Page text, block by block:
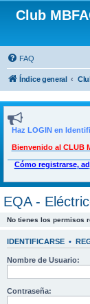
Club
FAQ
Índice general
Haz LOGIN en
Bienvenido al CLUB
Cómo registrarse,
EQA -
No tienes los permisos
IDENTIFICARSE •
Nombre de Usuario:
Contraseña: